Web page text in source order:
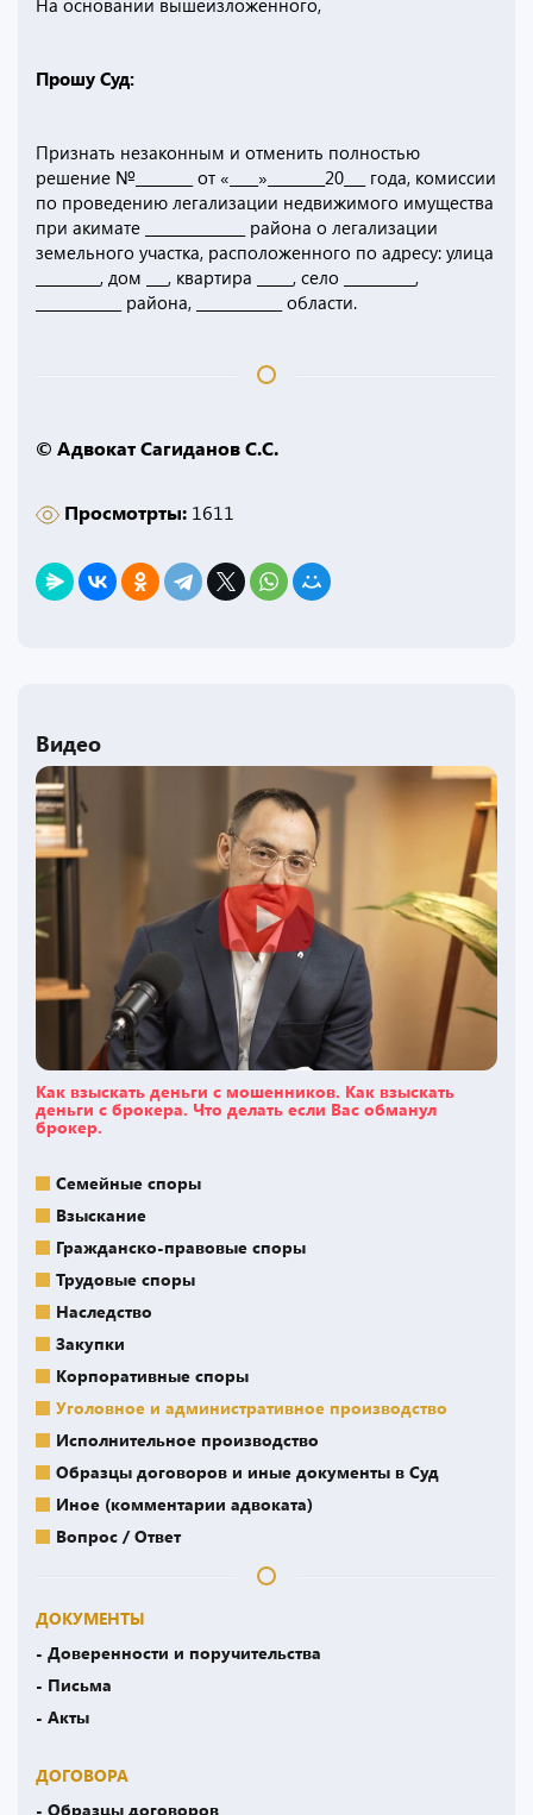
На основании вышеизложенного,
Прошу Суд:
Признать незаконным и отменить полностью
решение №________ от «____»________20___ года, комиссии
по проведению легализации недвижимого имущества
при акимате ______________ района о легализации
земельного участка, расположенного по адресу: улица
_________, дом ___, квартира _____, село __________,
____________ района, ____________ области.
© Адвокат Сагиданов С.С.
Просмотрты: 1611
Видео
Как взыскать деньги с мошенников. Как взыскать
деньги с брокера. Что делать если Вас обманул
брокер.
Семейные споры
Взыскание
Гражданско-правовые споры
Трудовые споры
Наследство
Закупки
Корпоративные споры
Уголовное и административное производство
Исполнительное производство
Образцы договоров и иные документы в Суд
Иное (комментарии адвоката)
Вопрос / Ответ
ДОКУМЕНТЫ
- Доверенности и поручительства
- Письма
- Акты
ДОГОВОРА
- Образцы договоров